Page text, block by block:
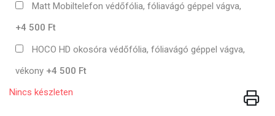
Matt Mobiltelefon védőfólia, fóliavágó géppel vágva,
+4 500 Ft
HOCO HD okosóra védőfólia, fóliavágó géppel vágva,
vékony +4 500 Ft
Nincs készleten